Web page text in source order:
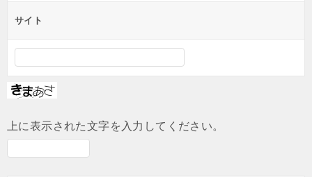
サイト
上に表示された文字を入力してください。